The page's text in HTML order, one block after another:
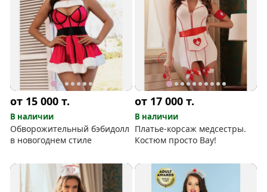
от 15 000т.
В наличии
Обворожительный бэбидолл
в новогоднем стиле
от 17 000т.
В наличии
Платье-корсаж медсестры.
Костюм просто Вау!